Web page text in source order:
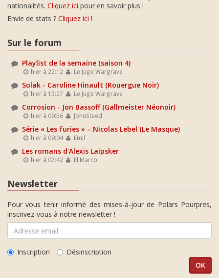
nationalités. Cliquez ici pour en savoir plus !
Envie de stats ? Cliquez ici !
Sur le forum
Playlist de la semaine (saison 4)
hier à 22:12 Le Juge Wargrave
Solak - Caroline Hinault (Rouergue Noir)
hier à 13:27 Le Juge Wargrave
Corrosion - Jon Bassoff (Gallmeister Néonoir)
hier à 09:56 JohnSteed
Série « Les furies » – Nicolas Lebel (Le Masque)
hier à 09:04 Emil
Les romans d'Alexis Laipsker
hier à 07:42 El Marco
Newsletter
Pour vous tenir informé des mises-à-jour de Polars Pourpres,
inscrivez-vous à notre newsletter !
Inscription Désinscription